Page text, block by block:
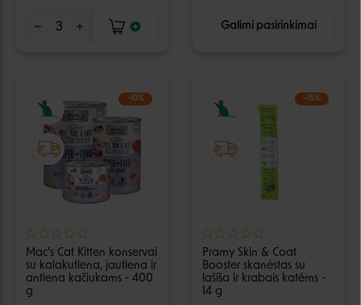
Galimi pasirinkimai
−10%
Mac's Cat Kitten konservai
su kalakutiena, jautiena ir
antiena kačiukams - 400
g
−15%
Pramy Skin & Coat
Booster skanėstas su
lašiša ir krabais katėms -
14 g